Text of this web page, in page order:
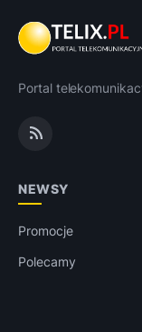
Portal
NEWSY
Promocje
Polecamy